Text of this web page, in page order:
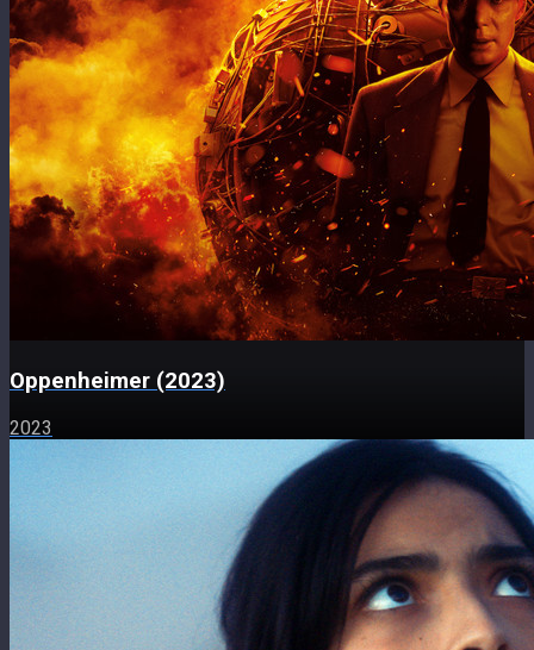
Oppenheimer (2023)
2023